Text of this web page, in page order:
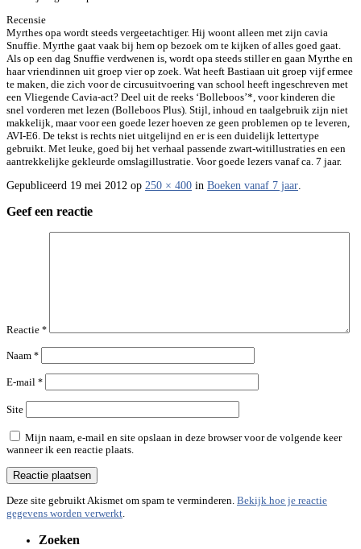
Recensie
Myrthes opa wordt steeds vergeetachtiger. Hij woont alleen met zijn cavia
Snuffie. Myrthe gaat vaak bij hem op bezoek om te kijken of alles goed gaat.
Als op een dag Snuffie verdwenen is, wordt opa steeds stiller en gaan Myrthe en
haar vriendinnen uit groep vier op zoek. Wat heeft Bastiaan uit groep vijf ermee
te maken, die zich voor de circusuitvoering van school heeft ingeschreven met
een Vliegende Cavia-act? Deel uit de reeks ‘Bolleboos’*, voor kinderen die
snel vorderen met lezen (Bolleboos Plus). Stijl, inhoud en taalgebruik zijn niet
makkelijk, maar voor een goede lezer hoeven ze geen problemen op te leveren,
AVI-E6. De tekst is rechts niet uitgelijnd en er is een duidelijk lettertype
gebruikt. Met leuke, goed bij het verhaal passende zwart-witillustraties en een
aantrekkelijke gekleurde omslagillustratie. Voor goede lezers vanaf ca. 7 jaar.
Gepubliceerd 19 mei 2012 op 250 × 400 in Boeken vanaf 7 jaar
Geef een reactie
Reactie *
Naam *
E-mail *
Site
Mijn naam, e-mail en site opslaan in deze browser voor de volgende keer
wanneer ik een reactie plaats.
Deze site gebruikt Akismet om spam te verminderen. Bekijk hoe je reactie
gegevens worden verwerkt.
Zoeken